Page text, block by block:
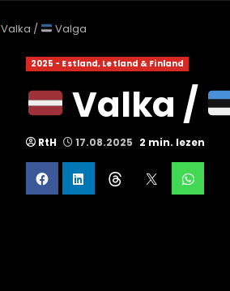
Valka / Valga
2025 - Estland, Letland & Finland
Valka /
RtH 17.08.2025 2 min. lezen